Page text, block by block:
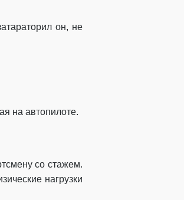
он, не
на автопилоте.
со стажем.
нагрузки